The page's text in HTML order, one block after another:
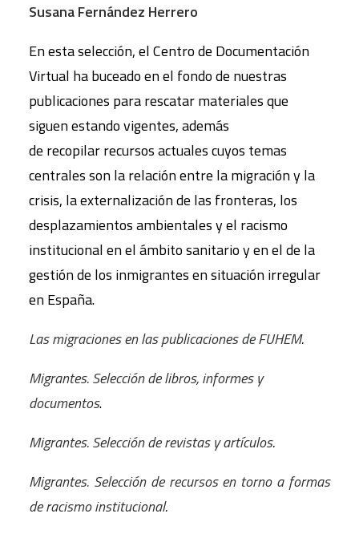
Susana Fernández Herrero
En esta selección, el Centro de Documentación
Virtual ha buceado en el fondo de nuestras
publicaciones para rescatar materiales que
siguen estando vigentes, además
de recopilar recursos actuales cuyos temas
centrales son la relación entre la migración y la
crisis, la externalización de las fronteras, los
desplazamientos ambientales y el racismo
institucional en el ámbito sanitario y en el de la
gestión de los inmigrantes en situación irregular
en España.
Las migraciones en las publicaciones de FUHEM.
Migrantes. Selección de libros, informes y
documentos.
Migrantes. Selección de revistas y artículos.
Migrantes. Selección de recursos en torno a formas
de racismo institucional.